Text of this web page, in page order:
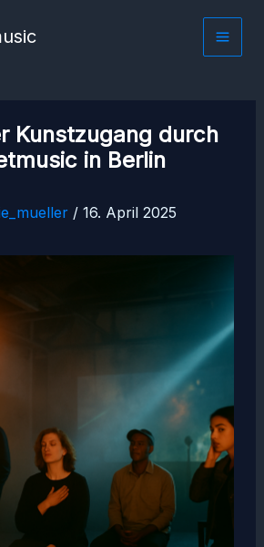
Kunstzugang durch
in Berlin
/ 16. April 2025